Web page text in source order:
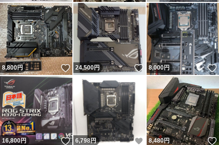
8,800円 いいね！
24,500円 いいね！
8,000円
16,800円 いいね！
6,798円 いいね！
8,480円